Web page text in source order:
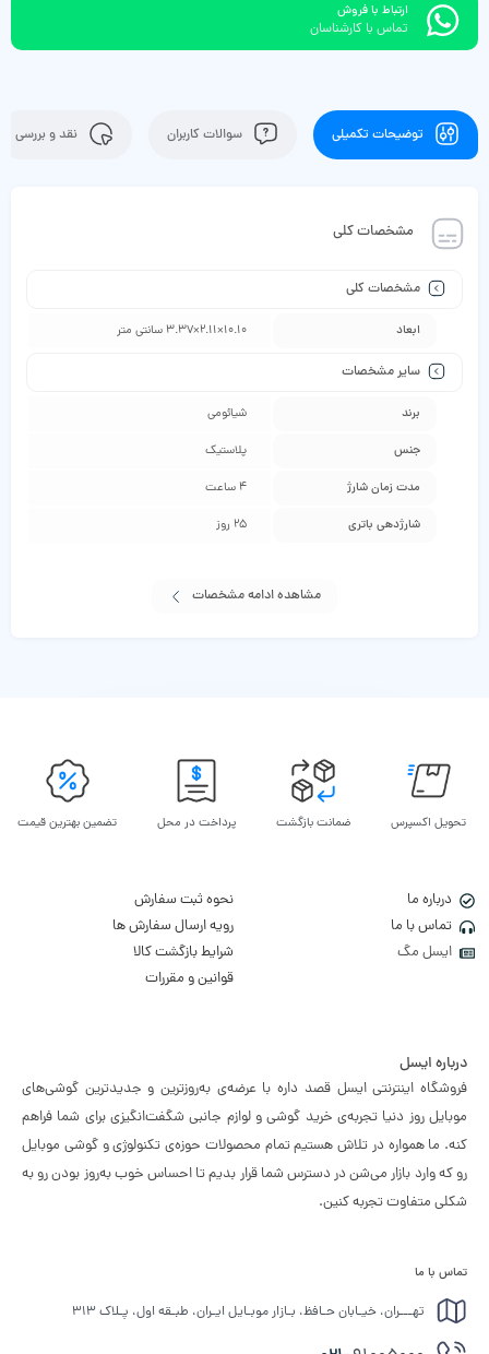
ارتباط با فروش
تماس با کارشناسان
توضیحات تکمیلی سوالات کاربران نقد و بررسی
مشخصات کلی
مشخصات کلی
ابعاد 10.10×2.11×3.37 سانتی متر
سایر مشخصات
برند شیائومی
جنس پلاستیک
مدت زمان شارژ 4 ساعت
شارژدهی باتری 25 روز
مشاهده ادامه مشخصات
تحویل اکسپرس ضمانت بازگشت پرداخت در محل تضمین بهترین قیمت
درباره ما
تماس با ما
ایسل مگ
نحوه ثبت سفارش
رویه ارسال سفارش ها
شرایط بازگشت کالا
قوانین و مقررات
درباره ایسل
فروشگاه اینترنتی ایسل قصد داره با عرضه‌ی به‌روزترین و جدیدترین گوشی‌های
موبایل روز دنیا تجربه‌ی خرید گوشی و لوازم جانبی شگفت‌انگیزی برای شما فراهم
کنه. ما همواره در تلاش هستیم تمام محصولات حوزه‌ی تکنولوژی و گوشی موبایل
رو که وارد بازار می‌شن در دسترس شما قرار بدیم تا احساس خوب به‌روز بودن رو به
شکلی متفاوت تجربه کنین.
تماس با ما
تهـــران، خیـابان حـافظ، بـازار موبـایل ایـران، طبـقه اول، پـلاک ۳۱۳